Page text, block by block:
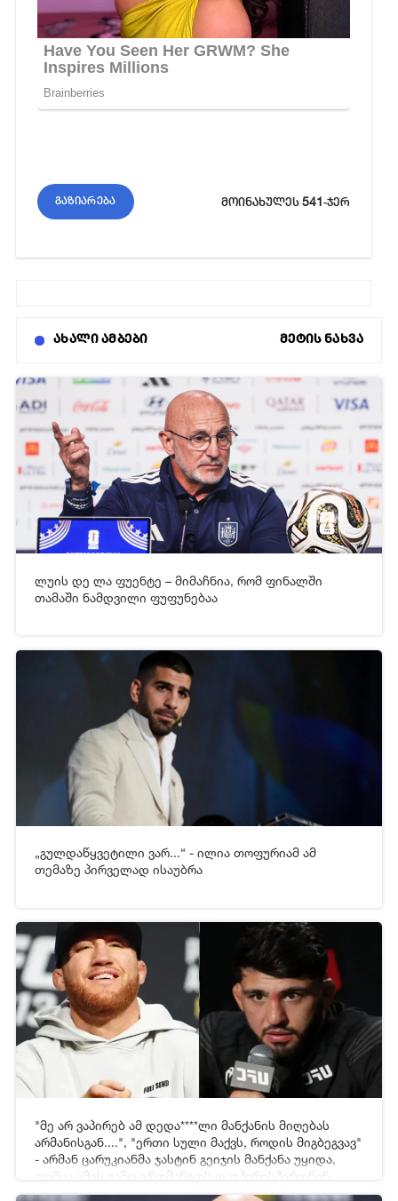
გაზიარება მოინახულეს 541-ჯერ
ახალი ამბები
მეტის ნახვა
[xfgiven_video2][/xfgiven_video2]
ლუის დე ლა ფუენტე – მიმაჩნია, რომ ფინალში
თამაში ნამდვილი ფუფუნებაა
[xfgiven_video2][/xfgiven_video2]
„გულდაწყვეტილი ვარ...“ - ილია თოფურიამ ამ
თემაზე პირველად ისაუბრა
[xfgiven_video2][/xfgiven_video2]
"მე არ ვაპირებ ამ დედა****ლი მანქანის მიღებას
არმანისგან....", "ერთი სული მაქვს, როდის მიგბეგვავ"
- არმან ცარუკიანმა ჯასტინ გეიჯის მანქანა უყიდა,
თუმცა ამის გამო ერთმანეთს დაუპირისპირდნენ
19-06-2026 05:43